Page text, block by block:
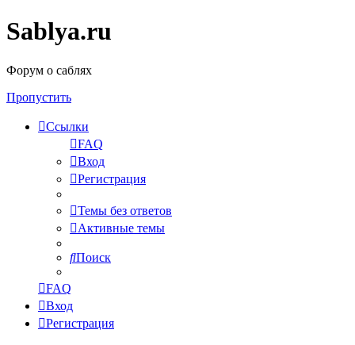
Sablya.ru
Форум о саблях
Пропустить
Ссылки
FAQ
Вход
Регистрация
Темы без ответов
Активные темы
Поиск
FAQ
Вход
Регистрация